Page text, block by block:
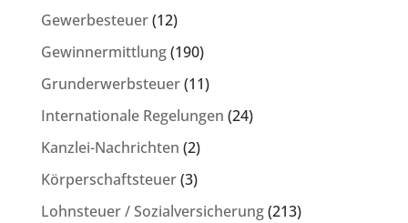
Gewerbesteuer(12)
Gewinnermittlung(190)
Grunderwerbsteuer(11)
Internationale Regelungen (24)
Kanzlei-Nachrichten (2)
Körperschaftsteuer(3)
Lohnsteuer / Sozialversicherung(213)